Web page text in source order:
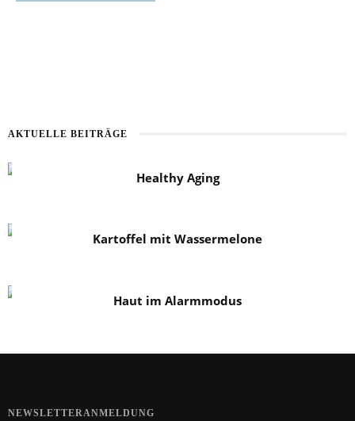
AKTUELLE BEITRÄGE
Healthy Aging
Kartoffel mit Wassermelone
Haut im Alarmmodus
NEWSLETTERANMELDUNG